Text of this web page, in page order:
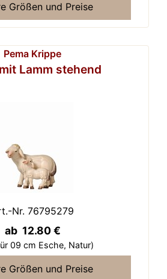
Größen und Preise
Pema Krippe
Lamm stehend
Nr. 76795279
ab 12.80 €
09 cm Esche, Natur)
Größen und Preise